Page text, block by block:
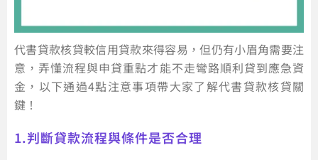
代書貸款核貸較信用貸款來得容易，但仍有小眉角需要注
意，弄懂流程與申貸重點才能不走彎路順利貸到應急資
金，以下通過4點注意事項帶大家了解代書貸款核貸關
鍵！
1.判斷貸款流程與條件是否合理